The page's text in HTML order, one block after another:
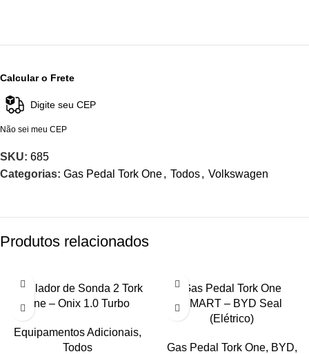
Calcular o Frete
Não sei meu CEP
SKU: 685
Categorias: Gas Pedal Tork One, Todos, Volkswagen
Produtos relacionados
Emulador de Sonda 2 Tork
One – Onix 1.0 Turbo
Equipamentos Adicionais,
Todos
Gas Pedal Tork One
SMART – BYD Seal
(Elétrico)
Gas Pedal Tork One, BYD,